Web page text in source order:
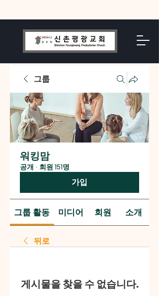
그룹
워킹맘
공개 · 회원 151명
가입
그룹 활동 미디어 회원 소개
뒤로
게시물을 찾을 수 없습니다.